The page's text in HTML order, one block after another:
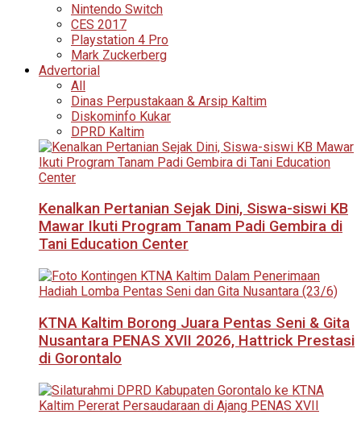
Nintendo Switch
CES 2017
Playstation 4 Pro
Mark Zuckerberg
Advertorial
All
Dinas Perpustakaan & Arsip Kaltim
Diskominfo Kukar
DPRD Kaltim
Kenalkan Pertanian Sejak Dini, Siswa-siswi KB
Mawar Ikuti Program Tanam Padi Gembira di
Tani Education Center
KTNA Kaltim Borong Juara Pentas Seni & Gita
Nusantara PENAS XVII 2026, Hattrick Prestasi
di Gorontalo